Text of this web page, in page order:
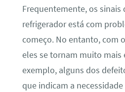
Frequentemente, os sinais
refrigerador está com
começo. No entanto, com
eles se tornam muito mais
exemplo, alguns dos
que indicam a